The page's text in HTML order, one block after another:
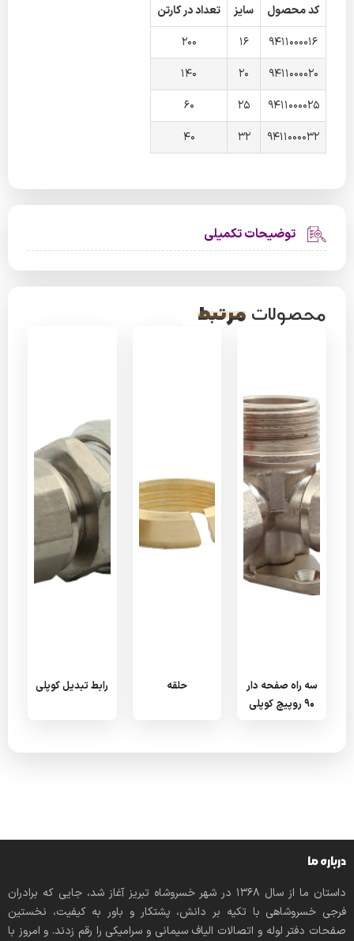
کد محصول سایز
تعداد در کارتن
9411000016
16
200
9411000020
20
140
9411000025
25
60
9411000032
32
40
توضیحات تکمیلی
محصولات مرتبط
سه راه صفحه دار
90 روپیچ کوپلی
حلقه رابط تبدیل کوپلی
درباره ما
داستان ما از سال ۱۳۶۸ در شهر خسروشاه تبریز آغاز شد، جایی که برادران
فرجی خسروشاهی با تکیه بر دانش، پشتکار و باور به کیفیت، نخستین
صفحات دفتر لوله و اتصالات الیاف سیمانی و سرامیکی را رقم زدند. و امروز با